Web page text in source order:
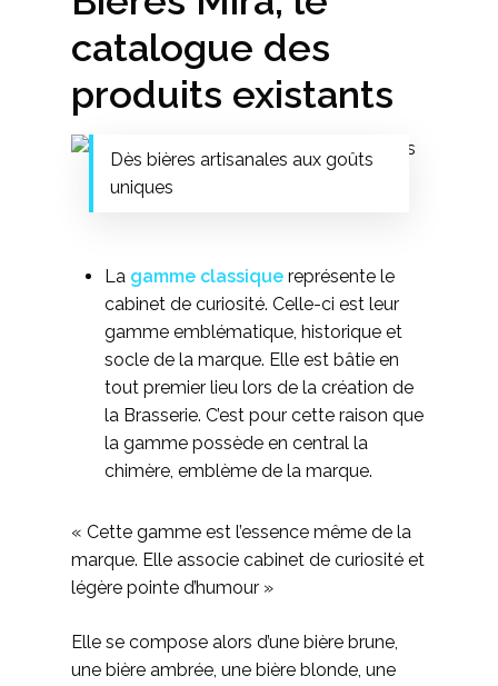
catalogue des
produits existants
Dès bières artisanales aux goûts
uniques
La gamme classique représente le
cabinet de curiosité. Celle-ci est leur
gamme emblématique, historique et
socle de la marque. Elle est bâtie en
tout premier lieu lors de la création de
la Brasserie. C’est pour cette raison que
la gamme possède en central la
chimère, emblème de la marque.
« Cette gamme est l’essence même de la
marque. Elle associe cabinet de curiosité et
légère pointe d’humour »
Elle se compose alors d’une bière brune,
une bière ambrée, une bière blonde, une